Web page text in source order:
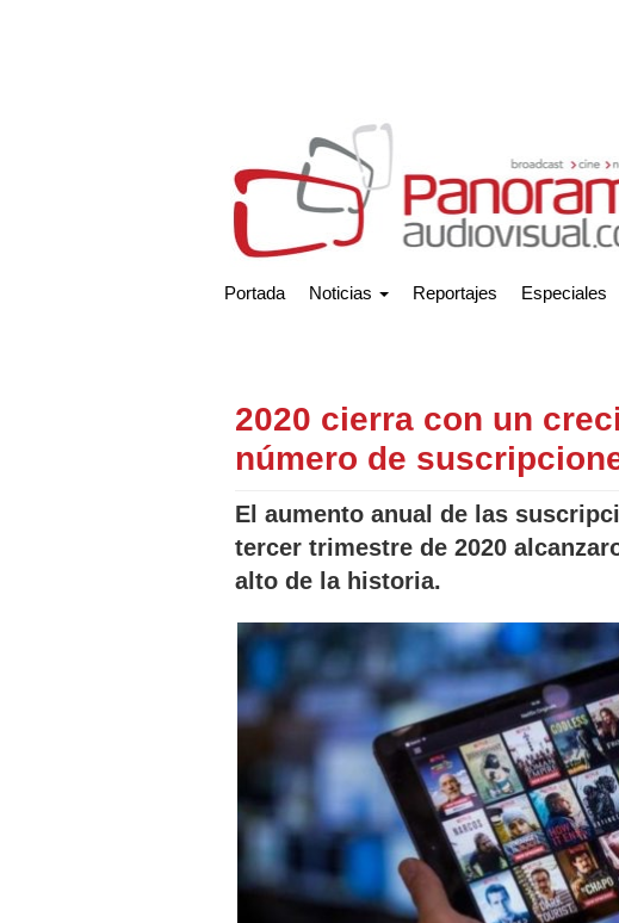
Portada Noticias Reportajes Especiales
2020 cierra con un
número de
El aumento anual de las
tercer trimestre de 2020
alto de la historia.